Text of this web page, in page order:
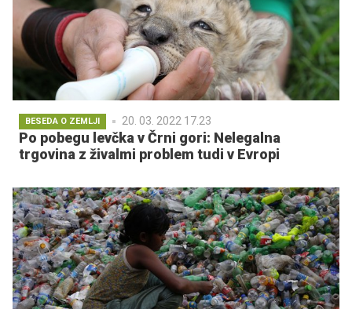
BESEDA O ZEMLJI 20. 03. 2022 17.23
Po pobegu levčka v Črni gori: Nelegalna
trgovina z živalmi problem tudi v Evropi